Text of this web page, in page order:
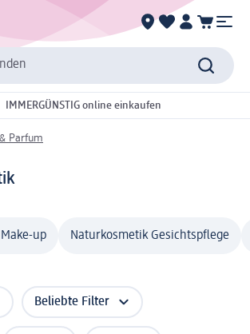
IMMERGÜNSTIG online einkaufen
Parfum
up Naturkosmetik Gesichtspflege
Beliebte Filter